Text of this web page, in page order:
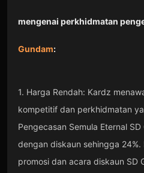
mengenai perkhidmatan
Gundam:
1. Harga Rendah: Kardz
kompetitif dan perkhidmatan
Pengecasan Semula Eternal
dengan diskaun sehingga
promosi dan acara diskaun SD